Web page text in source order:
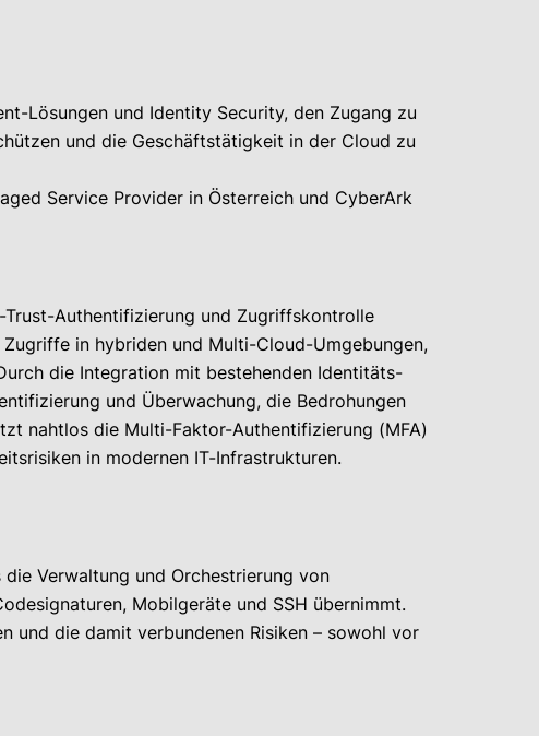
Lösungen und Identity Security, den Zugang zu
und die Geschäftstätigkeit in der Cloud zu
Service Provider in Österreich und CyberArk
Authentifizierung und Zugriffskontrolle
in hybriden und Multi-Cloud-Umgebungen,
die Integration mit bestehenden Identitäts-
und Überwachung, die Bedrohungen
nahtlos die Multi-Faktor-Authentifizierung (MFA)
in modernen IT-Infrastrukturen.
Verwaltung und Orchestrierung von
Mobilgeräte und SSH übernimmt.
und die damit verbundenen Risiken – sowohl vor